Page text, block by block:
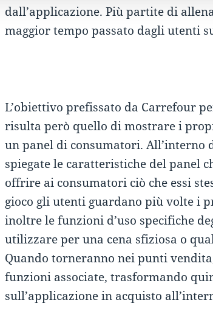
dall’applicazione. Più partite di
maggior tempo passato dagli utenti
L’obiettivo prefissato da Carrefour
risulta però quello di mostrare i
un panel di consumatori.
spiegate le caratteristiche del panel
offrire ai consumatori ciò che essi
gioco gli utenti guardano più volte i
inoltre le funzioni d’uso specifiche
utilizzare per una cena sfiziosa o
Quando torneranno nei punti
funzioni associate, trasformando
sull’applicazione in acquisto